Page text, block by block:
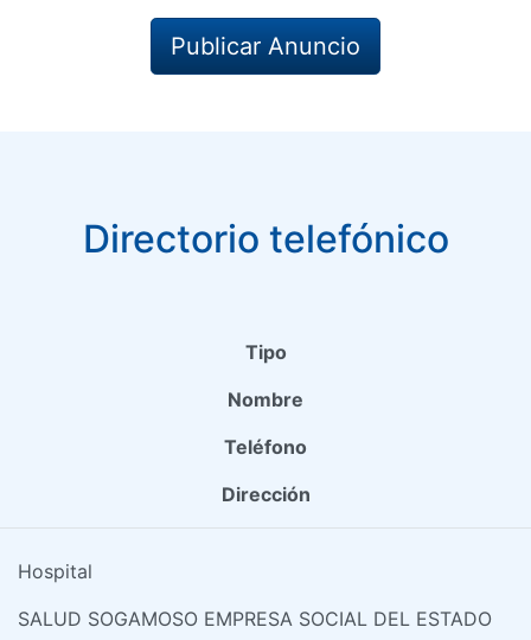
Publicar Anuncio
Directorio telefónico
Tipo
Nombre
Teléfono
Dirección
Hospital
SALUD SOGAMOSO EMPRESA SOCIAL DEL ESTADO